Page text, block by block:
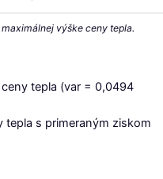
výške ceny tepla.
tepla (var = 0,0494
tepla s primeraným ziskom